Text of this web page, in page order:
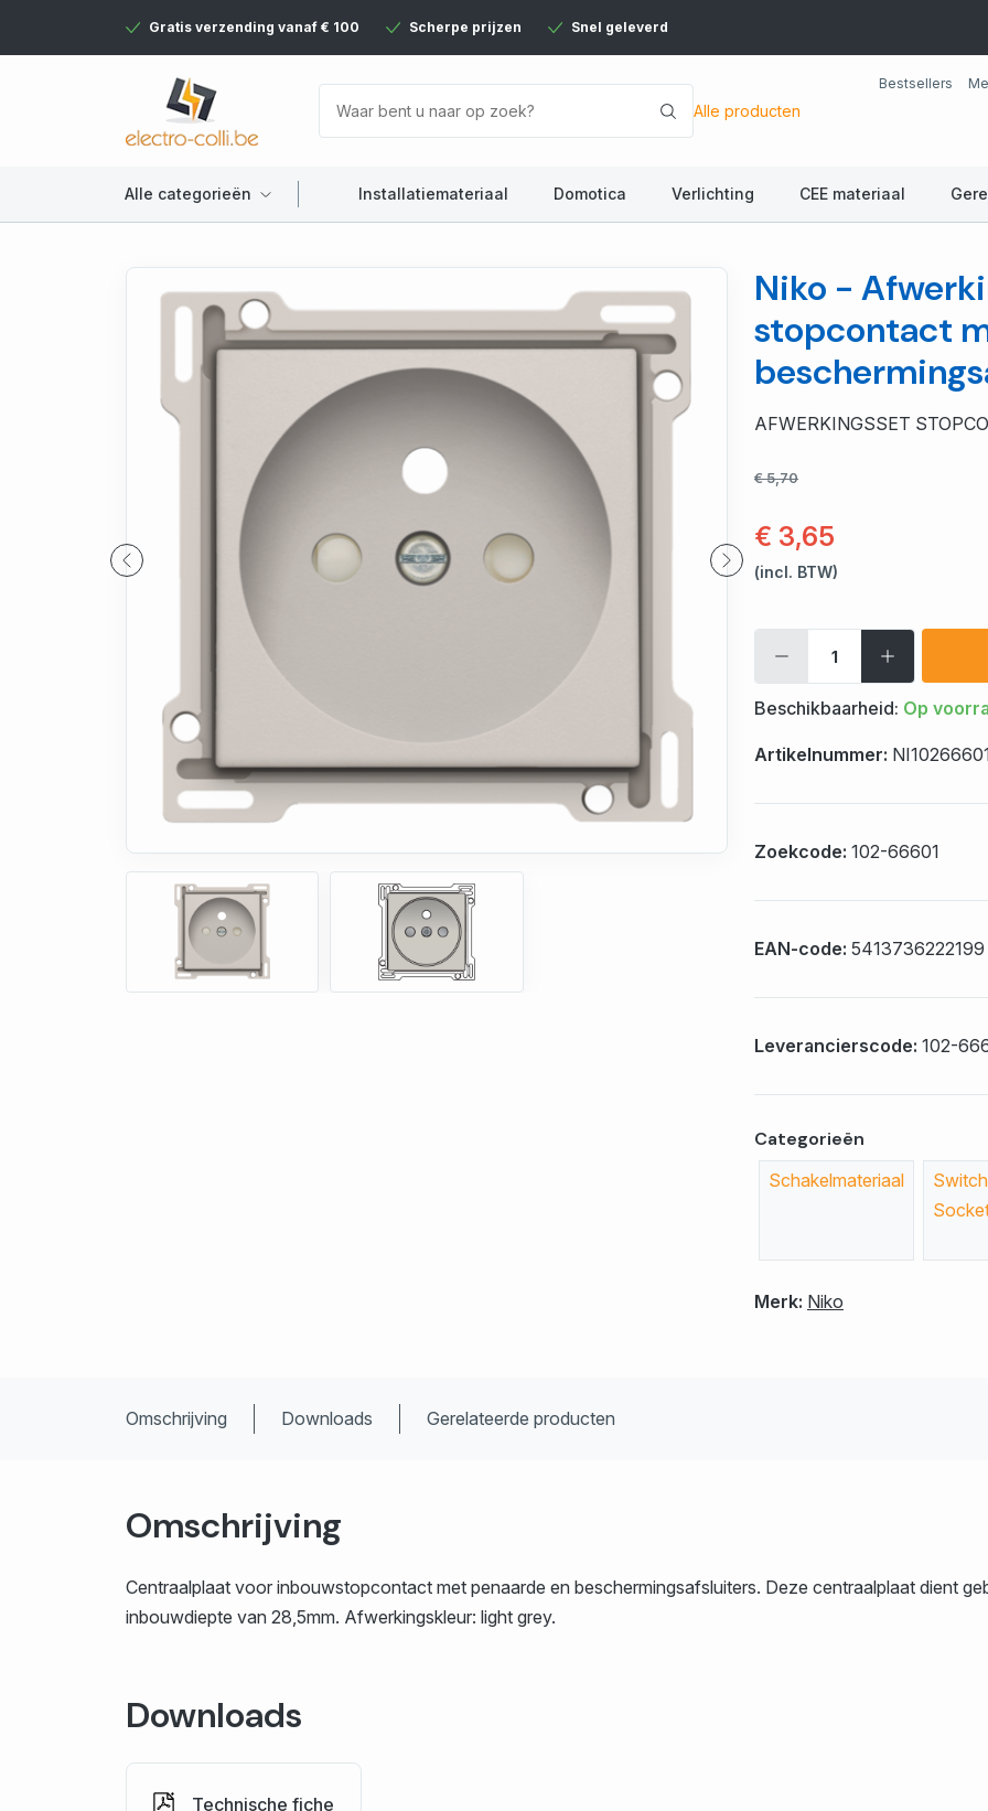
Gratis verzending vanaf € 100 Scherpe prijzen Snel geleverd
Alle producten
Bestsellers
Alle categorieën Installatiemateriaal Domotica Verlichting CEE materiaal
Niko -
stopcontact
AFWERKINGSSET
€ 5,70
€ 3,65
(incl. BTW)
Beschikbaarheid: Op
Artikelnummer:
Zoekcode: 102-66601
EAN-code: 5413736222199
Leverancierscode: 102-
Categorieën
Schakelmateriaal
Merk: Niko
Omschrijving Downloads Gerelateerde producten
Omschrijving
Centraalplaat voor inbouwstopcontact met penaarde en beschermingsafsluiters. Deze centraalplaat dient
inbouwdiepte van 28,5mm. Afwerkingskleur: light grey.
Downloads
Technische fiche